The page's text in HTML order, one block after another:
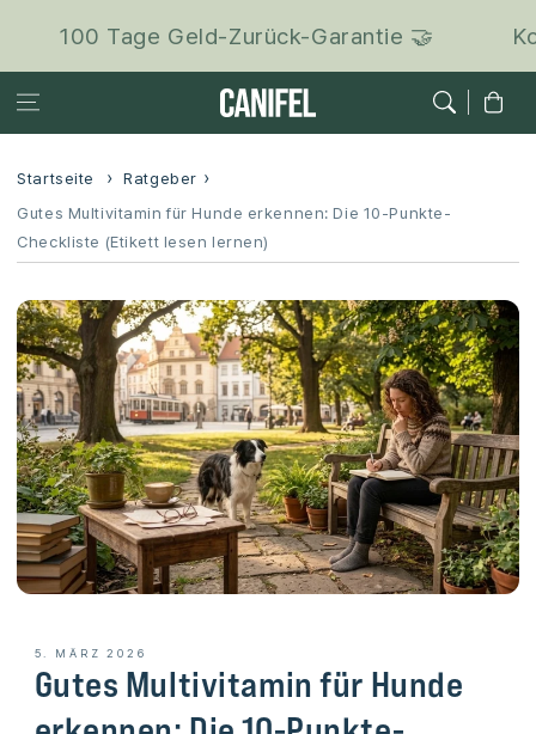
springen
100 Tage Geld-Zurück-Garantie 🤝
Startseite
Ratgeber
Gutes Multivitamin für Hunde erkennen: Die 10-Punkte-
Checkliste (Etikett lesen lernen)
5. MÄRZ 2026
Gutes Multivitamin für Hunde